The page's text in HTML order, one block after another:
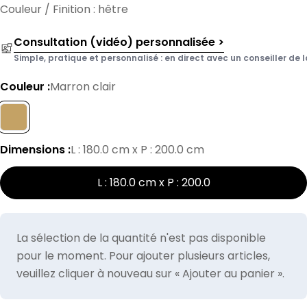
Couleur / Finition : hêtre
Consultation (vidéo) personnalisée >
Simple, pratique et personnalisé : en direct avec un conseiller de
Couleur :Marron clair
Dimensions :L : 180.0 cm x P : 200.0 cm
L : 180.0 cm x P : 200.0
La sélection de la quantité n'est pas disponible
pour le moment. Pour ajouter plusieurs articles,
veuillez cliquer à nouveau sur « Ajouter au panier ».